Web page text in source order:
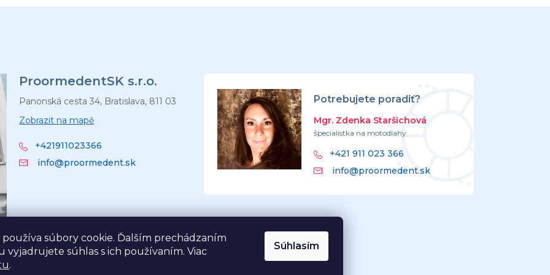
súbory cookie. Ďalším prechádzaním
vyjadrujete súhlas s ich používaním. Viac
.
Súhlasím
ProormedentSK s.r.o.
Panonská cesta 34, Bratislava, 811 03
Zobrazit na mapě
+421911023366
info@proormedent.sk
Potrebujete poradiť?
Mgr. Zdenka Staršichová
špecialistka na motodlahy
+421 911 023 366
info@proormedent.sk